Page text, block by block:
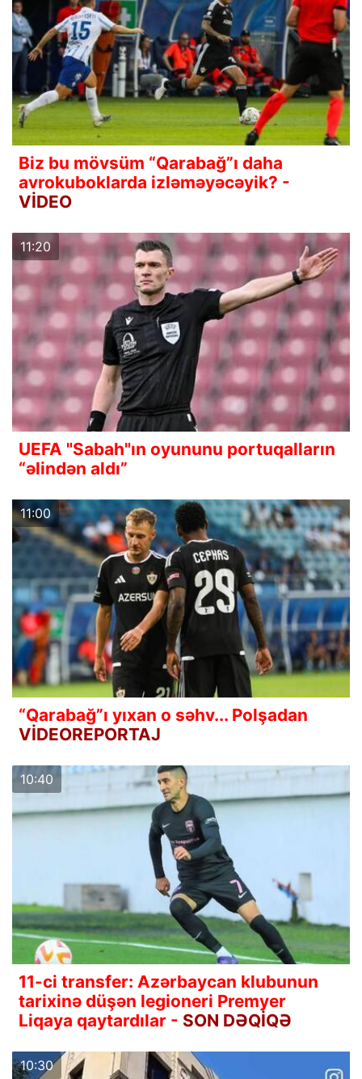
Biz bu mövsüm “Qarabağ”ı daha
avrokuboklarda izləməyəcəyik? -
VİDEO
11:20
UEFA "Sabah"ın oyununu portuqalların
“əlindən aldı”
11:00
“Qarabağ”ı yıxan o səhv... Polşadan
VİDEOREPORTAJ
10:40
11-ci transfer: Azərbaycan klubunun
tarixinə düşən legioneri Premyer
Liqaya qaytardılar - SON DƏQİQƏ
10:30